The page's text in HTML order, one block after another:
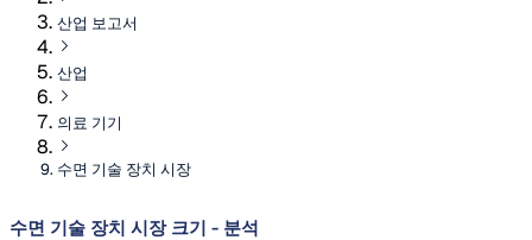
산업 보고서
산업
의료 기기
수면 기술 장치 시장
수면 기술 장치 시장 크기 - 분석